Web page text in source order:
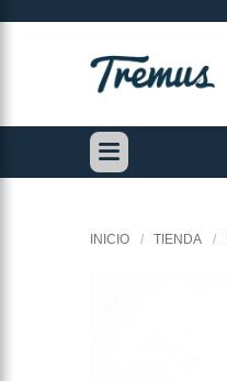
INICIO / TIENDA /